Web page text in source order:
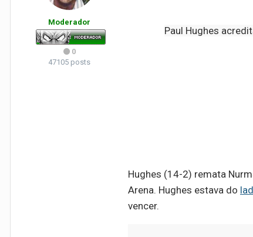
Moderador
0
47105 posts
Paul Hughes
Hughes (14-2) remata
Arena. Hughes estava do
vencer.